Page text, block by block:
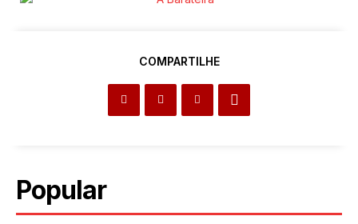
COMPARTILHE
Popular